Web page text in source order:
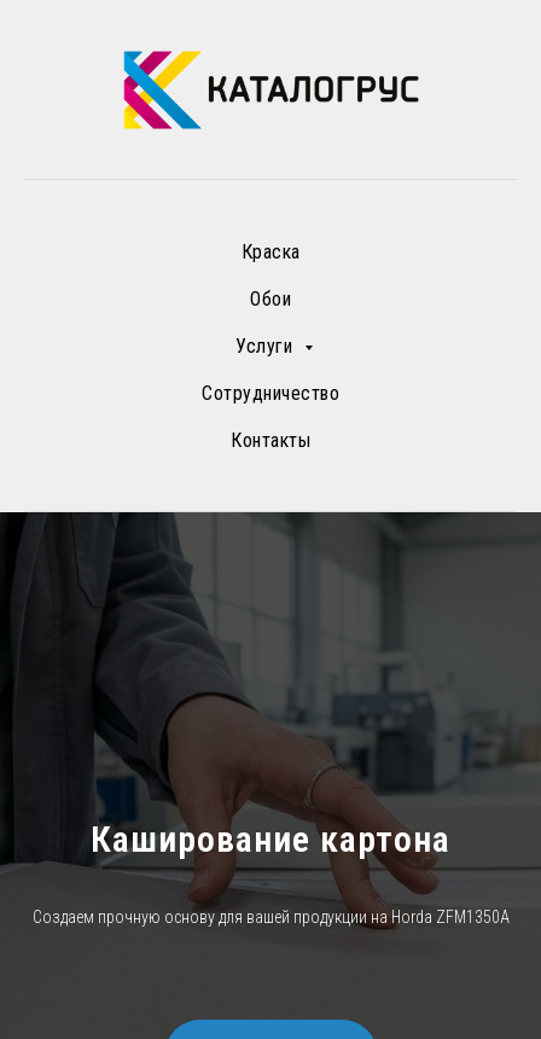
Краска
Обои
Услуги
Сотрудничество
Контакты
Каширование картона
Создаем прочную основу для вашей продукции на Horda ZFM1350A